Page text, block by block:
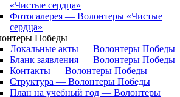
«Чистые сердца»
Фотогалерея — Волонтеры «Чистые
сердца»
Победы
Локальные акты — Волонтеры Победы
Бланк заявления — Волонтеры Победы
Контакты — Волонтеры Победы
Структура — Волонтеры Победы
План на учебный год — Волонтеры